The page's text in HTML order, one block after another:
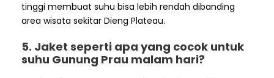
tinggi membuat suhu bisa lebih rendah dibanding
area wisata sekitar Dieng Plateau.
5. Jaket seperti apa yang cocok untuk
suhu Gunung Prau malam hari?